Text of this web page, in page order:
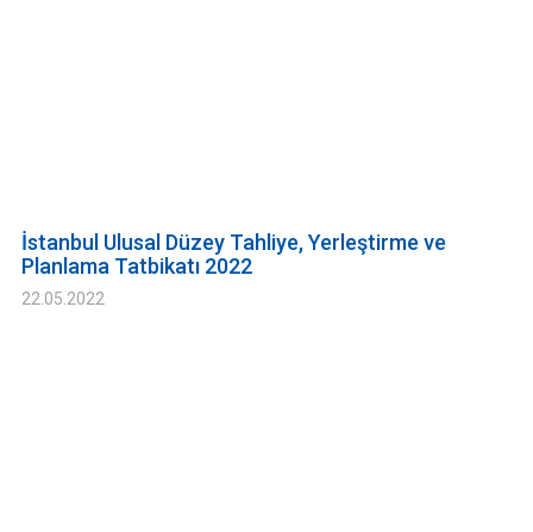
İstanbul Ulusal Düzey Tahliye, Yerleştirme ve
Planlama Tatbikatı 2022
22.05.2022